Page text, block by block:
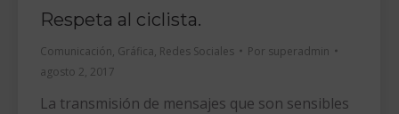
Respeta al ciclista.
Comunicación, Gráfica, Redes Sociales Por superadmin
agosto 2, 2017
La transmisión de mensajes que son sensibles